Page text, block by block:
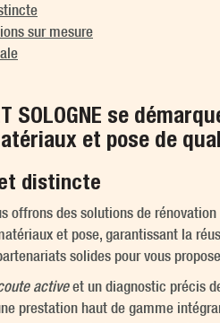
sur mesure
SOLOGNE se
et pose de
distincte
offrons des solutions de rénovation
et pose, garantissant la
solides pour vous
activeet un diagnostic précis
prestation haut de gamme